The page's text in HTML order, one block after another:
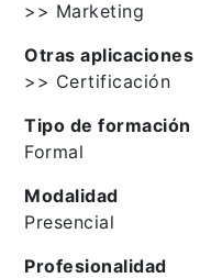
>> Marketing
Otras aplicaciones
>> Certificación
Tipo de formación
Formal
Modalidad
Presencial
Profesionalidad